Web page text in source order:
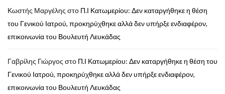
Κωστής Μαργέλης στο Π.Ι Κατωμερίου: Δεν καταργήθηκε η θέση
του Γενικού Ιατρού, προκηρύχθηκε αλλά δεν υπήρξε ενδιαφέρον,
επικοινωνία του Βουλευτή Λευκάδας
Γαβρίλης Γιώργος στο Π.Ι Κατωμερίου: Δεν καταργήθηκε η θέση του
Γενικού Ιατρού, προκηρύχθηκε αλλά δεν υπήρξε ενδιαφέρον,
επικοινωνία του Βουλευτή Λευκάδας